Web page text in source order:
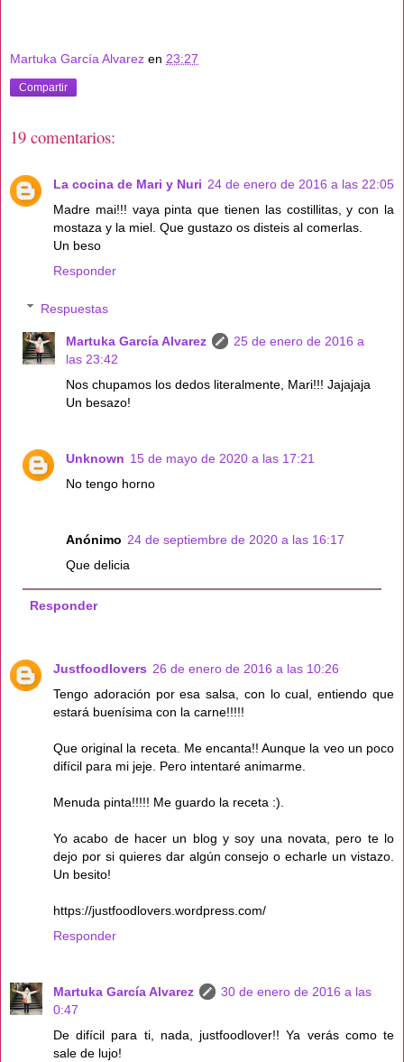
Martuka García Alvarez en 23:27
Compartir
19 comentarios:
La cocina de Mari y Nuri 24 de enero de 2016 a las 22:05
Madre mai!!! vaya pinta que tienen las costillitas, y con la
mostaza y la miel. Que gustazo os disteis al comerlas.
Un beso
Responder
Respuestas
Martuka García Alvarez
25 de enero de 2016 a
las 23:42
Nos chupamos los dedos literalmente, Mari!!! Jajajaja
Un besazo!
Unknown 15 de mayo de 2020 a las 17:21
No tengo horno
Anónimo 24 de septiembre de 2020 a las 16:17
Que delicia
Responder
Justfoodlovers 26 de enero de 2016 a las 10:26
Tengo adoración por esa salsa, con lo cual, entiendo que
estará buenísima con la carne!!!!!
Que original la receta. Me encanta!! Aunque la veo un poco
difícil para mi jeje. Pero intentaré animarme.
Menuda pinta!!!!! Me guardo la receta :).
Yo acabo de hacer un blog y soy una novata, pero te lo
dejo por si quieres dar algún consejo o echarle un vistazo.
Un besito!
https://justfoodlovers.wordpress.com/
Responder
Martuka García Alvarez
30 de enero de 2016 a las
0:47
De difícil para ti, nada, justfoodlover!! Ya verás como te
sale de lujo!